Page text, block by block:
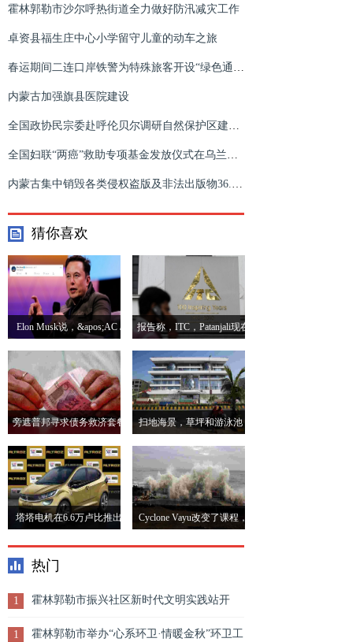
霍林郭勒市沙尔呼热街道全力做好防汛减灾工作
卓资县福生庄中心小学留守儿童的动车之旅
春运期间二连口岸铁警为特殊旅客开设“绿色通道”
内蒙古加强旗县医院建设
全国政协民宗委赴呼伦贝尔调研自然保护区建设与管理工作
全国妇联“两癌”救助专项基金发放仪式在乌兰察布市举行
内蒙古集中销毁各类侵权盗版及非法出版物36.2万件
猜你喜欢
Elon Musk说，&apos;AC /
DC&apos;比AC VS DC更好
报告称，ITC，Patanjali现在
在GST防爆名单上
旁遮普邦寻求债务救济套餐
来重振财政健康
扫地海景，草坪和游泳池 -
Ambani-Piramal Residence
Dazzles India
塔塔电机在6.6万卢比推出 Cyclone Vayu改变了课程，
热门
1 霍林郭勒市振兴社区新时代文明实践站开
展“自行车整治志愿行”活动
1 霍林郭勒市举办“心系环卫·情暖金秋”环卫工